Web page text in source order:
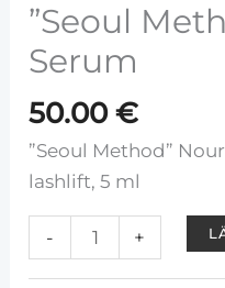
”Seoul
Serum
50.00€
”Seoul Method”
lashlift, 5 ml
- +